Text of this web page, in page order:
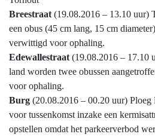
Breestraat (19.08.2016 – 13.10 uur)
een obus (45 cm lang, 15 cm
verwittigd voor ophaling.
Edewallestraat (19.08.2016 – 17.10
land worden twee obussen
voor ophaling.
Burg (20.08.2016 – 00.20 uur)
voor tussenkomst inzake een
opstellen omdat het parkeerverbod